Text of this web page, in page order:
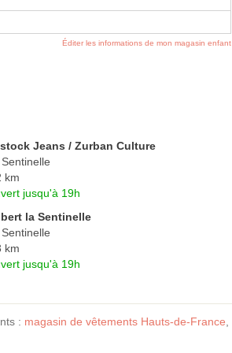
Éditer les informations de mon magasin enfant
Jeans / Zurban Culture
km
jusqu'à 19h
la Sentinelle
km
jusqu'à 19h
: magasin de vêtements Hauts-de-France